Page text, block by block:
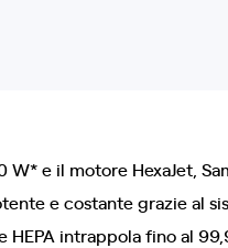
e il motore HexaJet,
e costante grazie al
intrappola fino al